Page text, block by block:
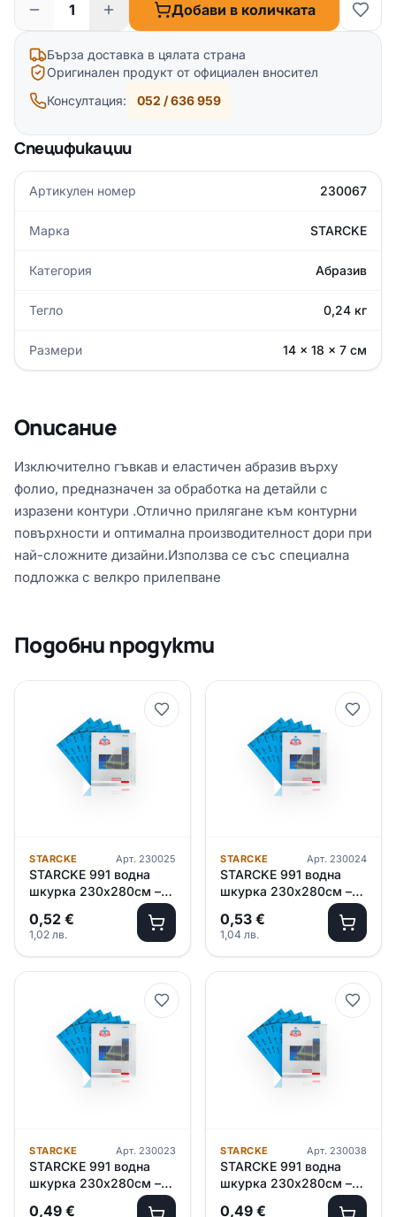
Добави в количката
Бърза доставка в цялата страна
Оригинален продукт от официален вносител
Консултация:
052 / 636 959
Спецификации
Артикулен номер 230067
Марка STARCKE
Категория Абразив
Тегло 0,24 кг
Размери 14 × 18 × 7 см
Описание
Изключително гъвкав и еластичен абразив върху
фолио, предназначен за обработка на детайли с
изразени контури .Отлично прилягане към контурни
повърхности и оптимална производителност дори при
най-сложните дизайни.Използва се със специална
подложка с велкро прилепване
Подобни продукти
STARCKE Арт. 230025
STARCKE 991 водна
шкурка 230х280см –
0,52 €
1,02 лв.
STARCKE Арт. 230024
STARCKE 991 водна
шкурка 230х280см –
0,53 €
1,04 лв.
STARCKE Арт. 230023
STARCKE 991 водна
шкурка 230х280см –
0,49 €
STARCKE Арт. 230038
STARCKE 991 водна
шкурка 230х280см –
0,49 €